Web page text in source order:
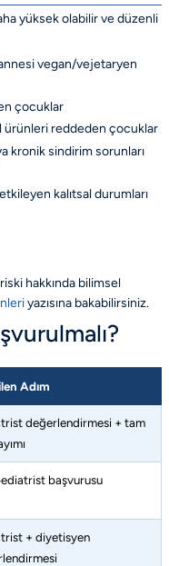
yüksek olabilir ve düzenli
vegan/vejetaryen
çocuklar
ürünleri reddeden çocuklar
kronik sindirim sorunları
kalıtsal durumları
hakkında bilimsel
yazısına bakabilirsiniz.
Adım
değerlendirmesi + tam
başvurusu
+ diyetisyen